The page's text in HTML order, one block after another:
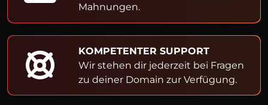
Mahnungen.
KOMPETENTER SUPPORT
Wir stehen dir jederzeit bei Fragen
zu deiner Domain zur Verfügung.